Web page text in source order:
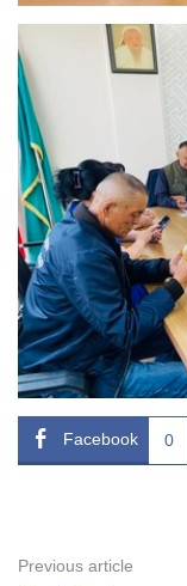
Facebook 0
Previous article